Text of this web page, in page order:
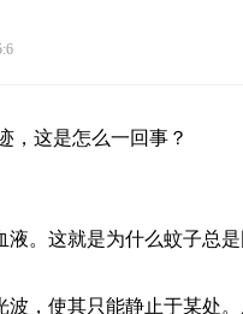
，这是怎么一回事？
。这就是为什么蚊子总
，使其只能静止于某处